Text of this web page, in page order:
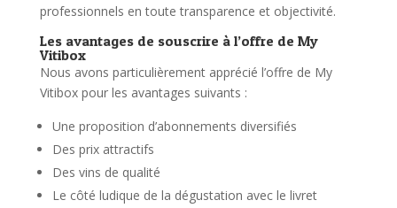
professionnels en toute transparence et objectivité.
Les avantages de souscrire à l’offre de My
Vitibox
Nous avons particulièrement apprécié l’offre de My
Vitibox pour les avantages suivants :
Une proposition d’abonnements diversifiés
Des prix attractifs
Des vins de qualité
Le côté ludique de la dégustation avec le livret